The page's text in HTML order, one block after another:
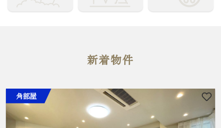
新着物件
角部屋